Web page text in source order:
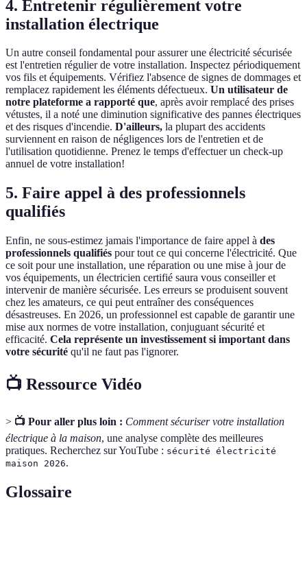
4. Entretenir régulièrement votre
installation électrique
Un autre conseil fondamental pour assurer une électricité sécurisée
est l'entretien régulier de votre installation. Inspectez périodiquement
vos fils et équipements. Vérifiez l'absence de signes de dommages et
remplacez rapidement les éléments défectueux. Un utilisateur de
notre plateforme a rapporté que, après avoir remplacé des prises
vétustes, il a noté une diminution significative des pannes électriques
et des risques d'incendie. D'ailleurs, la plupart des accidents
surviennent en raison de négligences lors de l'entretien et de
l'utilisation quotidienne. Prenez le temps d'effectuer un check-up
annuel de votre installation!
5. Faire appel à des professionnels
qualifiés
Enfin, ne sous-estimez jamais l'importance de faire appel à des
professionnels qualifiés pour tout ce qui concerne l'électricité. Que
ce soit pour une installation, une réparation ou une mise à jour de
vos équipements, un électricien certifié saura vous conseiller et
intervenir de manière sécurisée. Les erreurs se produisent souvent
chez les amateurs, ce qui peut entraîner des conséquences
désastreuses. En 2026, un professionnel est capable de garantir une
mise aux normes de votre installation, conjuguant sécurité et
efficacité. Cela représente un investissement si important dans
votre sécurité qu'il ne faut pas l'ignorer.
📺 Ressource Vidéo
> 📺 Pour aller plus loin : Comment sécuriser votre installation
électrique à la maison, une analyse complète des meilleures
pratiques. Recherchez sur YouTube : sécurité électricité
maison 2026.
Glossaire